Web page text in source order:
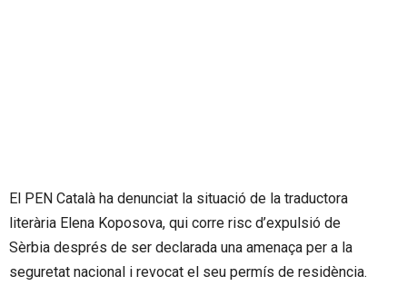
El PEN Català ha denunciat la situació de la traductora
literària Elena Koposova, qui corre risc d’expulsió de
Sèrbia després de ser declarada una amenaça per a la
seguretat nacional i revocat el seu permís de residència.